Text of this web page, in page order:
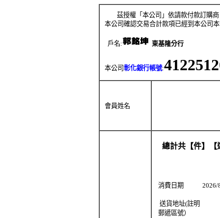
茲授權「本公司」依請款付款訂購
本公司確認交易合計款項已經到本公司
戶名: 東基隆分行
本公司 彰化銀行帳號:
會員姓名
總計共【件】【
消費日期
送貨地址(註明
郵遞區號）